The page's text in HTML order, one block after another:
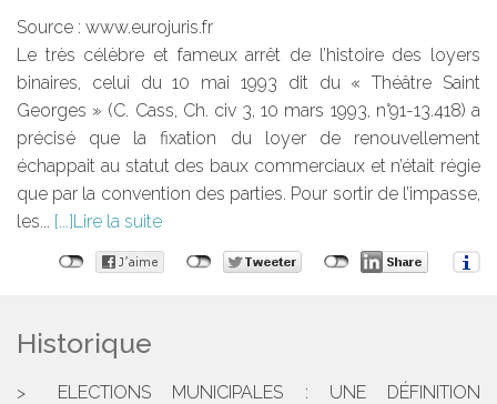
Source : www.eurojuris.fr
Le très célèbre et fameux arrêt de l’histoire des loyers
binaires, celui du 10 mai 1993 dit du « Théâtre Saint
Georges » (C. Cass, Ch. civ 3, 10 mars 1993, n°91-13.418) a
précisé que la fixation du loyer de renouvellement
échappait au statut des baux commerciaux et n’était régie
que par la convention des parties. Pour sortir de l’impasse,
les...
Lire la suite
Historique
ELECTIONS MUNICIPALES : UNE DÉFINITION